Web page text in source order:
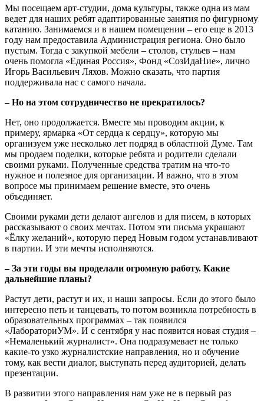
Мы посещаем арт-студии, дома культуры, также одна из мам
ведет для наших ребят адаптированные занятия по фигурному
катанию. Занимаемся и в нашем помещении – его еще в 2013
году нам предоставила Администрация региона. Оно было
пустым. Тогда с закупкой мебели – столов, стульев – нам
очень помогла «Единая Россия», Фонд «СозИдаНие», лично
Игорь Васильевич Ляхов. Можно сказать, что партия
поддерживала нас с самого начала.
– Но на этом сотрудничество не прекратилось?
Нет, оно продолжается. Вместе мы проводим акции, к
примеру, ярмарка «От сердца к сердцу», которую мы
организуем уже несколько лет подряд в областной Думе. Там
мы продаем поделки, которые ребята и родители сделали
своими руками. Полученные средства тратим на что-то
нужное и полезное для организации. И важно, что в этом
вопросе мы принимаем решение вместе, это очень
объединяет.
Своими руками дети делают ангелов и для писем, в которых
рассказывают о своих мечтах. Потом эти письма украшают
«Ёлку желаний», которую перед Новым годом устанавливают
в партии. И эти мечты исполняются.
– За эти годы вы проделали огромную работу. Какие
дальнейшие планы?
Растут дети, растут и их, и наши запросы. Если до этого было
интересно петь и танцевать, то потом возникла потребность в
образовательных программах – так появился
«ЛабораториУМ». И с сентября у нас появится новая студия –
«Немаленький журналист». Она подразумевает не только
какие-то узко журналистские направления, но и обучение
тому, как вести диалог, выступать перед аудиторией, делать
презентации.
В развитии этого направления нам уже не в первый раз